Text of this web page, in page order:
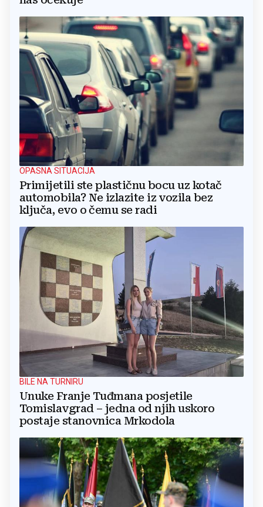
OPASNA SITUACIJA
Primijetili ste plastičnu bocu uz kotač
automobila? Ne izlazite iz vozila bez
ključa, evo o čemu se radi
BILE NA TURNIRU
Unuke Franje Tuđmana posjetile
Tomislavgrad – jedna od njih uskoro
postaje stanovnica Mrkodola